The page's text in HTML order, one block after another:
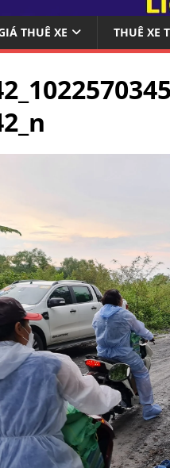
THUÊ XE THUÊ XE